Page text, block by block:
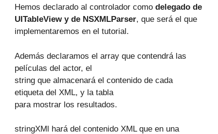
Hemos declarado al controlador como delegado de
UITableView y de NSXMLParser, que será el que
implementaremos en el tutorial.
Además declaramos el array que contendrá las
películas del actor, el
string que almacenará el contenido de cada
etiqueta del XML, y la tabla
para mostrar los resultados.
stringXMl hará del contenido XML que en una